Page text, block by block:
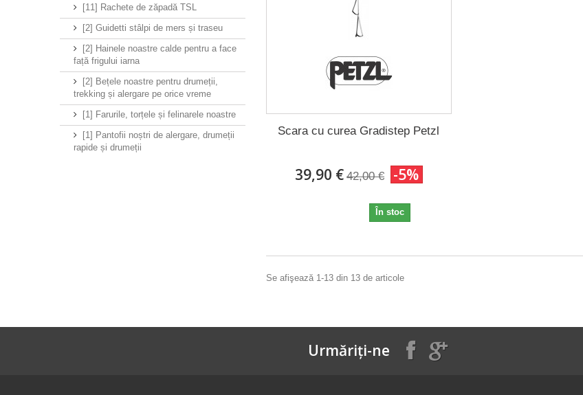
[11] Rachete de zăpadă TSL
[2] Guidetti stâlpi de mers și traseu
[2] Hainele noastre calde pentru a face
față frigului iarna
[2] Bețele noastre pentru drumeții,
trekking și alergare pe orice vreme
[1] Farurile, torțele și felinarele noastre
[1] Pantofii noștri de alergare, drumeții
rapide și drumeții
Scara cu curea Gradistep Petzl
39,90 € 42,00 €
-5%
În stoc
Se afişează 1-13 din 13 de articole
Urmăriți-ne